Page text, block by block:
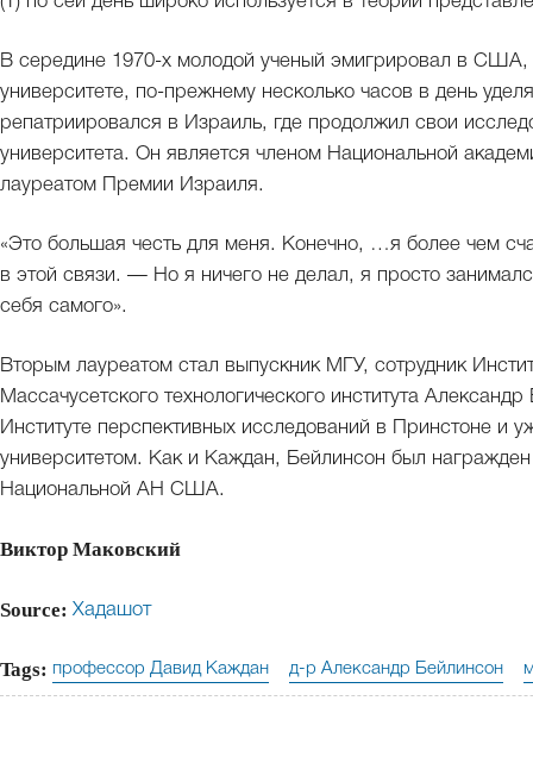
В середине 1970-х молодой ученый эмигрировал в
университете, по-прежнему несколько часов в день
репатриировался в Израиль, где продолжил свои
университета. Он является членом Национальной
лауреатом Премии Израиля.
«Это большая честь для меня. Конечно, …я более чем
в этой связи. — Но я ничего не делал, я просто
себя самого».
Вторым лауреатом стал выпускник МГУ, сотрудник
Массачусетского технологического института
Институте перспективных исследований в Принстоне и
университетом. Как и Каждан, Бейлинсон был
Национальной АН США.
Виктор Маковский
Source: Хадашот
Tags: профессор Давид Каждан д-р Александр Бейлинсон